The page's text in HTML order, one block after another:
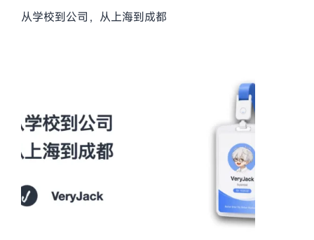
从学校到公司，从上海到成都